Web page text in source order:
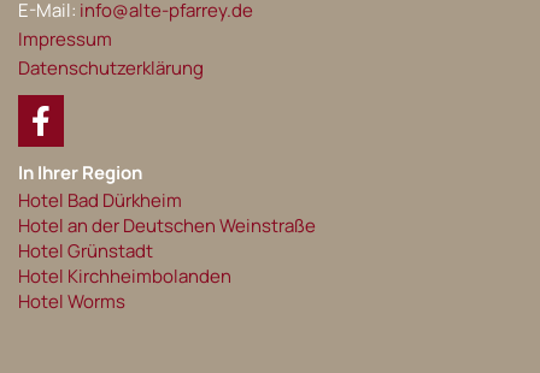
E-Mail: info@alte-pfarrey.de
Impressum
Datenschutzerklärung
In Ihrer Region
Hotel Bad Dürkheim
Hotel an der Deutschen Weinstraße
Hotel Grünstadt
Hotel Kirchheimbolanden
Hotel Worms